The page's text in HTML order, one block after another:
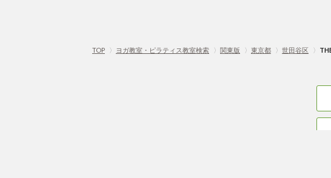
TOP 〉 ヨガ教室・ピラティス教室検索 〉 関東版 〉 東京都 〉 世田谷区 〉